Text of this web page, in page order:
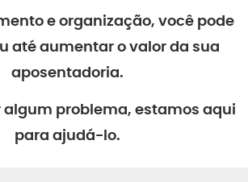
e organização, você pode
até aumentar o valor da sua
aposentadoria.
algum problema, estamos aqui
para ajudá-lo.